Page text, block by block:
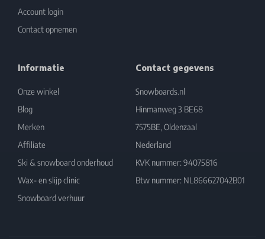
Account login
Contact opnemen
Informatie
Onze winkel
Blog
Merken
Affiliate
Ski & snowboard onderhoud
Wax- en slijp clinic
Snowboard verhuur
Contact gegevens
Snowboards.nl
Hinmanweg 3 BE68
7575BE, Oldenzaal
Nederland
KVK nummer: 94075816
Btw nummer: NL866627042B01